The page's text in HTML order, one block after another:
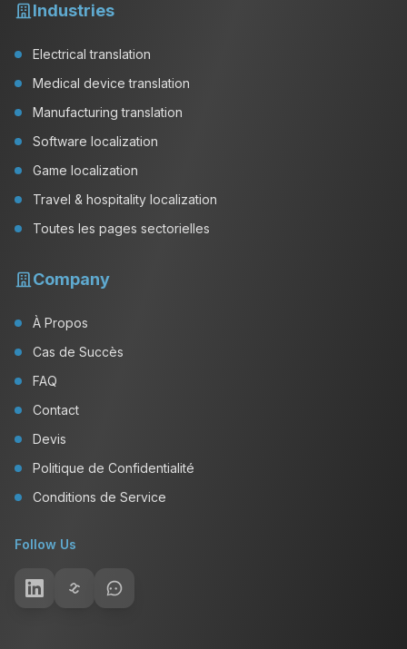
Industries
Electrical translation
Medical device translation
Manufacturing translation
Software localization
Game localization
Travel & hospitality localization
Toutes les pages sectorielles
Company
À Propos
Cas de Succès
FAQ
Contact
Devis
Politique de Confidentialité
Conditions de Service
Follow Us